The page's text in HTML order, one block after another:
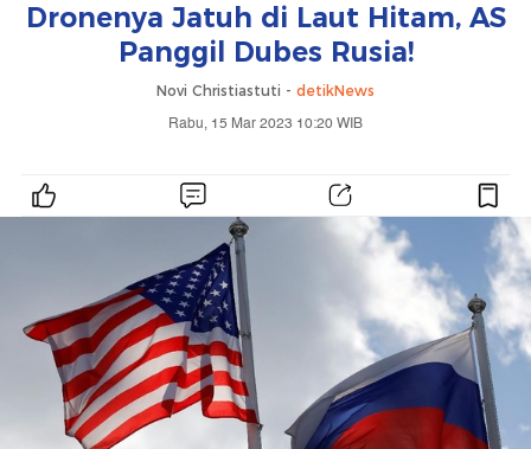
Dronenya Jatuh di Laut Hitam, AS
Panggil Dubes Rusia!
Novi Christiastuti - detikNews
Rabu, 15 Mar 2023 10:20 WIB